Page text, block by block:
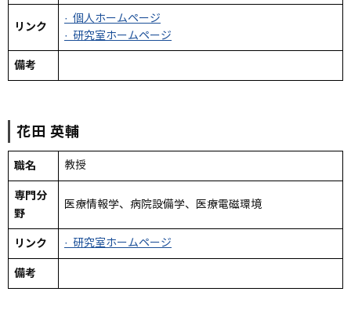
リンク
· 個人ホームページ
· 研究室ホームページ
備考
花田 英輔
職名 教授
専門分
野
医療情報学、病院設備学、医療電磁環境
リンク · 研究室ホームページ
備考